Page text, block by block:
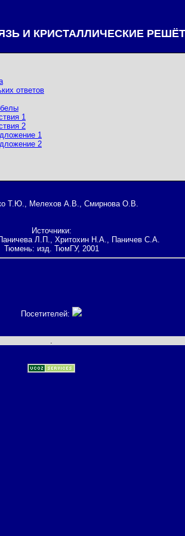
И КРИСТАЛЛИЧЕСКИЕ
ответов
1
2
1
2
Т.Ю., Мелехов А.В., Смирнова О.В.
Источники:
Л.П., Хритохин Н.А., Паничев С.А.
Тюмень: изд. ТюмГУ, 2001
Посетителей:
.